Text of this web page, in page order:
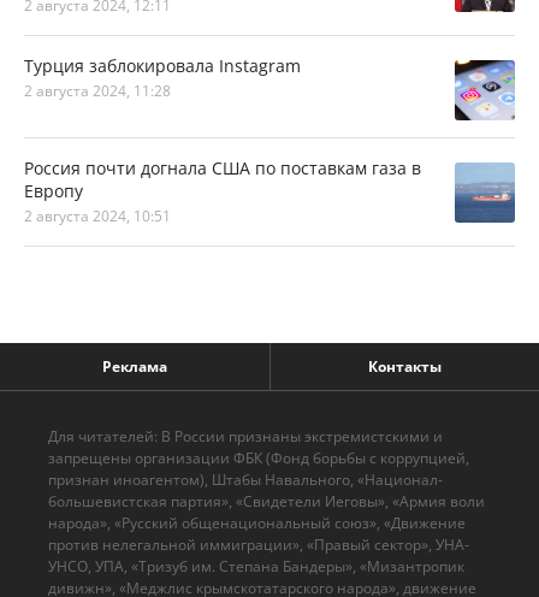
2 августа 2024, 12:11
Турция заблокировала Instagram
2 августа 2024, 11:28
Россия почти догнала США по поставкам газа в
Европу
2 августа 2024, 10:51
Реклама Контакты
Для читателей: В России признаны экстремистскими и
запрещены организации ФБК (Фонд борьбы с коррупцией,
признан иноагентом), Штабы Навального, «Национал-
большевистская партия», «Свидетели Иеговы», «Армия воли
народа», «Русский общенациональный союз», «Движение
против нелегальной иммиграции», «Правый сектор», УНА-
УНСО, УПА, «Тризуб им. Степана Бандеры», «Мизантропик
дивижн», «Меджлис крымскотатарского народа», движение